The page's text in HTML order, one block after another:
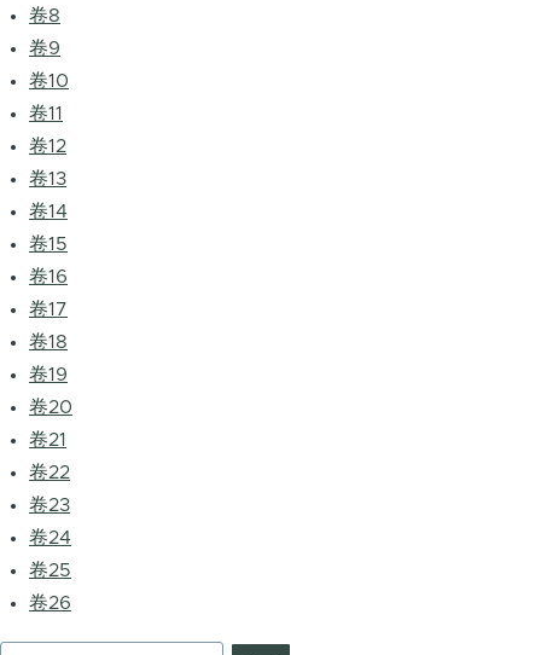
卷8
卷9
卷10
卷11
卷12
卷13
卷14
卷15
卷16
卷17
卷18
卷19
卷20
卷21
卷22
卷23
卷24
卷25
卷26